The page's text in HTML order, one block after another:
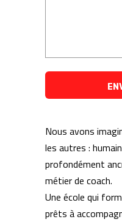
Nous avons
les autres :
profondément
métier de coach.
Une école qui
prêts à